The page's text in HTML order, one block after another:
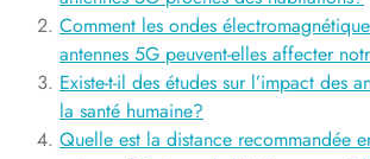
Comment les ondes
antennes 5G peuvent-elles affecter
Existe-t-il des études sur l’impact des
la santé humaine?
Quelle est la distance recommandée